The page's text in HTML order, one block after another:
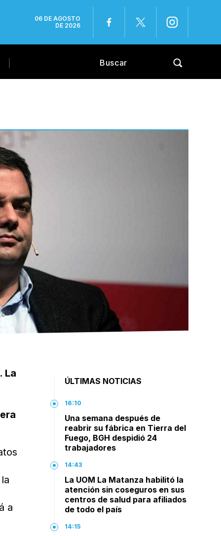
06 DE AGOSTO
DE 2026
La
a
ÚLTIMAS NOTICIAS
16:10
Una semana después de
reabrir su fábrica en Tierra del
Fuego, BGH despidió 24
trabajadores
14:43
La UOM La Matanza habilitó la
atención sin coseguros en sus
centros de salud para afiliados
de todo el país
14:15